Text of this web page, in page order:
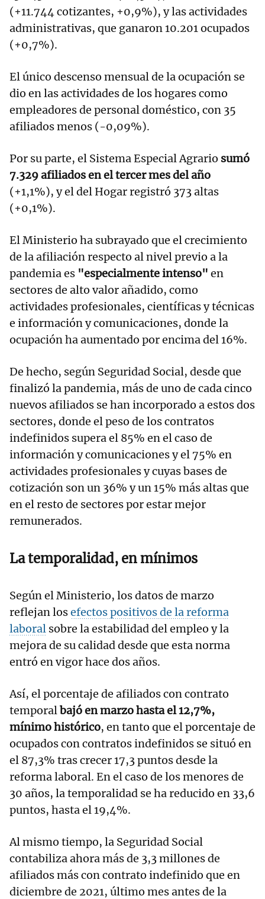
(+11.744 cotizantes, +0,9%), y las actividades
administrativas, que ganaron 10.201 ocupados
(+0,7%).
El único descenso mensual de la ocupación se
dio en las actividades de los hogares como
empleadores de personal doméstico, con 35
afiliados menos (-0,09%).
Por su parte, el Sistema Especial Agrario sumó
7.329 afiliados en el tercer mes del año
(+1,1%), y el del Hogar registró 373 altas
(+0,1%).
El Ministerio ha subrayado que el crecimiento
de la afiliación respecto al nivel previo a la
pandemia es "especialmente intenso" en
sectores de alto valor añadido, como
actividades profesionales, científicas y técnicas
e información y comunicaciones, donde la
ocupación ha aumentado por encima del 16%.
De hecho, según Seguridad Social, desde que
finalizó la pandemia, más de uno de cada cinco
nuevos afiliados se han incorporado a estos dos
sectores, donde el peso de los contratos
indefinidos supera el 85% en el caso de
información y comunicaciones y el 75% en
actividades profesionales y cuyas bases de
cotización son un 36% y un 15% más altas que
en el resto de sectores por estar mejor
remunerados.
La temporalidad, en mínimos
Según el Ministerio, los datos de marzo
reflejan losefectos positivos de la reforma
laboral sobre la estabilidad del empleo y la
mejora de su calidad desde que esta norma
entró en vigor hace dos años.
Así, el porcentaje de afiliados con contrato
temporalbajó en marzo hasta el 12,7%,
mínimo histórico, en tanto que el porcentaje de
ocupados con contratos indefinidos se situó en
el 87,3% tras crecer 17,3 puntos desde la
reforma laboral. En el caso de los menores de
30 años, la temporalidad se ha reducido en 33,6
puntos, hasta el 19,4%.
Al mismo tiempo, la Seguridad Social
contabiliza ahora más de 3,3 millones de
afiliados más con contrato indefinido que en
diciembre de 2021, último mes antes de la